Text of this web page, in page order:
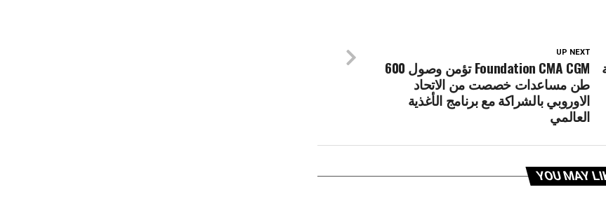
UP NEXT
Foundation CMA CGM تؤمن وصول 600
طن مساعدات خصصت من الاتحاد
الاوروبي بالشراكة مع برنامج الأغذية
العالمي
YOU MAY